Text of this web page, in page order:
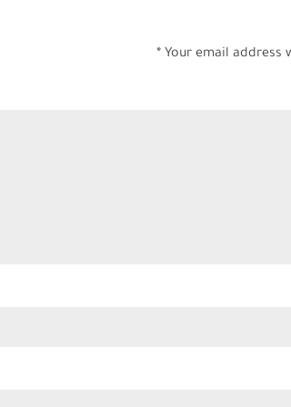
Your email address